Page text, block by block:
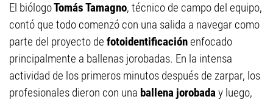
El biólogoTomás Tamagno, técnico de campo del equipo,
contó que todo comenzó con una salida a navegar como
parte del proyecto de fotoidentificaciónenfocado
principalmente a ballenas jorobadas. En la intensa
actividad de los primeros minutos después de zarpar, los
profesionales dieron con una ballena jorobaday luego,